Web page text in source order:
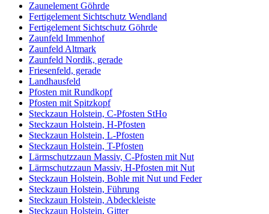
Zaunelement Göhrde
Fertigelement Sichtschutz Wendland
Fertigelement Sichtschutz Göhrde
Zaunfeld Immenhof
Zaunfeld Altmark
Zaunfeld Nordik, gerade
Friesenfeld, gerade
Landhausfeld
Pfosten mit Rundkopf
Pfosten mit Spitzkopf
Steckzaun Holstein, C-Pfosten StHo
Steckzaun Holstein, H-Pfosten
Steckzaun Holstein, L-Pfosten
Steckzaun Holstein, T-Pfosten
Lärmschutzzaun Massiv, C-Pfosten mit Nut
Lärmschutzzaun Massiv, H-Pfosten mit Nut
Steckzaun Holstein, Bohle mit Nut und Feder
Steckzaun Holstein, Führung
Steckzaun Holstein, Abdeckleiste
Steckzaun Holstein, Gitter